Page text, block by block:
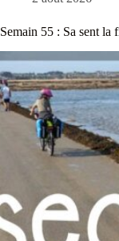
Semain 55 : Sa sent la